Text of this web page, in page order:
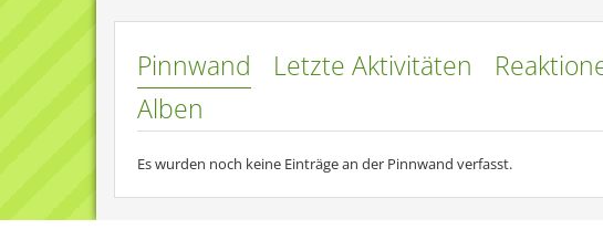
[tabmenu][tab= über mich
Zitat
Pinnwand Letzte Aktivitäten
Alben
Es wurden noch keine Einträge an der Pinnwand verfasst.